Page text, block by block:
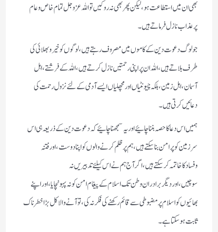
بھی ان میں استطاعت ہو،لیکن پھربھی نہ روکیں تواللہ عزوجل تمام خاص وعام
پرعذاب نازل فرماتے ہیں۔
جولوگ دعوت دین کے کاموں میں مصروف رہتے ہیں ،لوگوں کو خیروبھلائی کی
طرف بلاتے ہیں،اللہ ان پر اپنی رحمتیں نازل کرتے ہیں،اللہ کے فرشتے،اہل
آسمان،اہل زمین ،بلکہ چیونٹیاں اور مچھلیاں ایسے آدمی کے لئے نزول رحمت کی
دعائیں کرتی ہیں۔
ہمیں اس دعاکاحصہ بنناچائیے اوریہ سمجھناچائیے کہ دعوت دین کے ذریعہ ہی اس
سرزمین کو پر امن بناسکتے ہیں، ہم پرظلم کرنے والوں کواپنادوست،اورفتنہ
وفسادکاخاتمہ کرسکتے ہیں،اگرآج ہم نے اس کیلئے تدبیریں نہ
سوچیں،اوردیگربرادران وطن تک اسلام کے پیغام امن کونہ پہونچایا،اوراپنے
بھائیوں کواسلام پرمضبوطی سے قائم رکھنے کی فکرنہ کی،توآنے والاکل بڑاخطرناک
ثابت ہوسکتاہے۔